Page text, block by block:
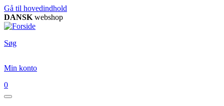
Gå til hovedindhold
DANSK webshop
Søg
Min konto
0